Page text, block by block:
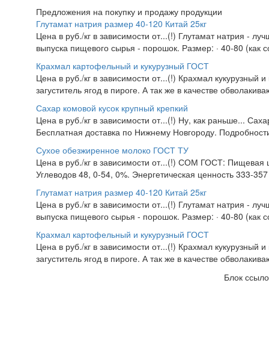
Предложения на покупку и продажу продукции
Глутамат натрия размер 40-120 Китай 25кг
Цена в руб./кг в зависимости от...(!) Глутамат натрия -
выпуска пищевого сырья - порошок. Размер: · 40-80 (как
Крахмал картофельный и кукурузный ГОСТ
Цена в руб./кг в зависимости от...(!) Крахмал
загуститель ягод в пироге. А так же в качестве
Сахар комовой кусок крупный крепкий
Цена в руб./кг в зависимости от...(!) Ну, как раньше...
Бесплатная доставка по Нижнему Новгороду.
Сухое обезжиренное молоко ГОСТ ТУ
Цена в руб./кг в зависимости от...(!) СОМ ГОСТ: Пищевая
Углеводов 48, 0-54, 0%. Энергетическая ценность 333-
Глутамат натрия размер 40-120 Китай 25кг
Цена в руб./кг в зависимости от...(!) Глутамат натрия -
выпуска пищевого сырья - порошок. Размер: · 40-80 (как
Крахмал картофельный и кукурузный ГОСТ
Цена в руб./кг в зависимости от...(!) Крахмал
загуститель ягод в пироге. А так же в качестве
Блок